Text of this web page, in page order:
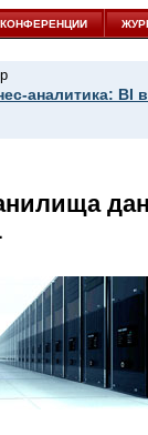
КОНФЕРЕНЦИИ
аналитика: BI